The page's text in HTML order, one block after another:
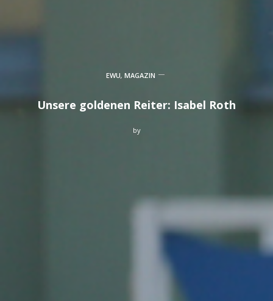
EWU, MAGAZIN
Unsere goldenen Reiter: Isabel Roth
by